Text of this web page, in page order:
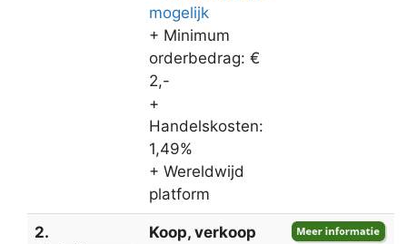
mogelijk
+ Minimum
orderbedrag: €
2,-
+
Handelskosten:
1,49%
+ Wereldwijd
platform
2.
Koop, verkoop